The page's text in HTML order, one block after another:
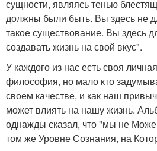
сущности, являясь тенью
должны были быть. Вы здесь не
такое существование. Вы здесь
создавать жизнь на свой вкус".
У каждого из нас есть своя
философия, но мало кто
своем качестве, и как наш
может влиять на нашу жизнь.
однажды сказал, что "мы не
том же Уровне Сознания, на